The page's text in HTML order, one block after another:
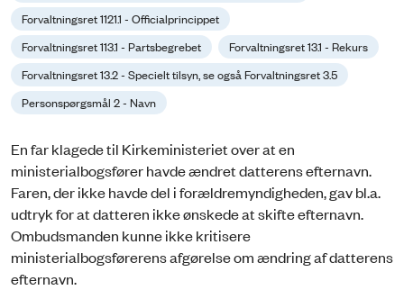
Forvaltningsret 1121.1 - Officialprincippet
Forvaltningsret 113.1 - Partsbegrebet
Forvaltningsret 13.1 - Rekurs
Forvaltningsret 13.2 - Specielt tilsyn, se også Forvaltningsret 3.5
Personspørgsmål 2 - Navn
En far klagede til Kirkeministeriet over at en
ministerialbogsfører havde ændret datterens efternavn.
Faren, der ikke havde del i forældremyndigheden, gav bl.a.
udtryk for at datteren ikke ønskede at skifte efternavn.
Ombudsmanden kunne ikke kritisere
ministerialbogsførerens afgørelse om ændring af datterens
efternavn.